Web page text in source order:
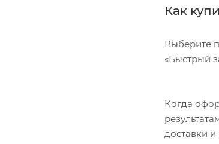
Как
Выберите
«Быстрый
Когда
доставки